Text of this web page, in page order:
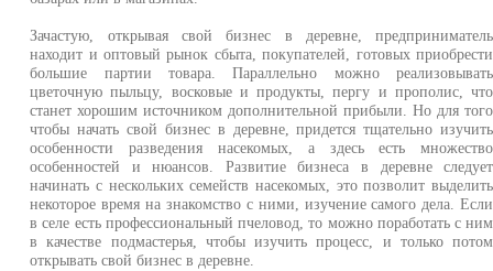
Зачастую, открывая свой бизнес в деревне, предприниматель
находит и оптовый рынок сбыта, покупателей, готовых приобрести
большие партии товара. Параллельно можно реализовывать
цветочную пыльцу, восковые и продукты, пергу и прополис, что
станет хорошим источником дополнительной прибыли. Но для того
чтобы начать свой бизнес в деревне, придется тщательно изучить
особенности разведения насекомых, а здесь есть множество
особенностей и нюансов. Развитие бизнеса в деревне следует
начинать с нескольких семейств насекомых, это позволит выделить
некоторое время на знакомство с ними, изучение самого дела. Если
в селе есть профессиональный пчеловод, то можно поработать с ним
в качестве подмастерья, чтобы изучить процесс, и только потом
открывать свой бизнес в деревне.